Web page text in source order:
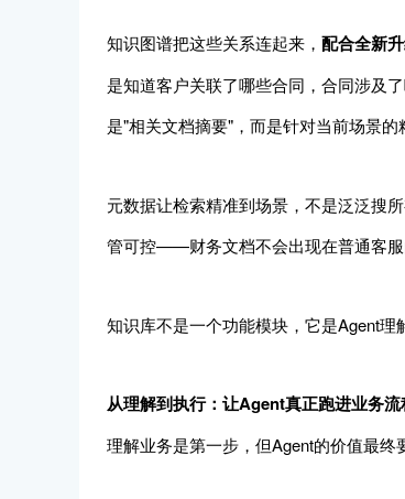
知识图谱把这些关系连起来， 配合全新
是知道客户关联了哪些合同，合同涉及
是"相关文档摘要"，而是针对当前场景的
元数据让检索精准到场景，不是泛泛搜
管可控——财务文档不会出现在普通客服
知识库不是一个功能模块，它是Agent理
从理解到执行：让Agent真正跑进业务流
理解业务是第一步，但Agent的价值最终